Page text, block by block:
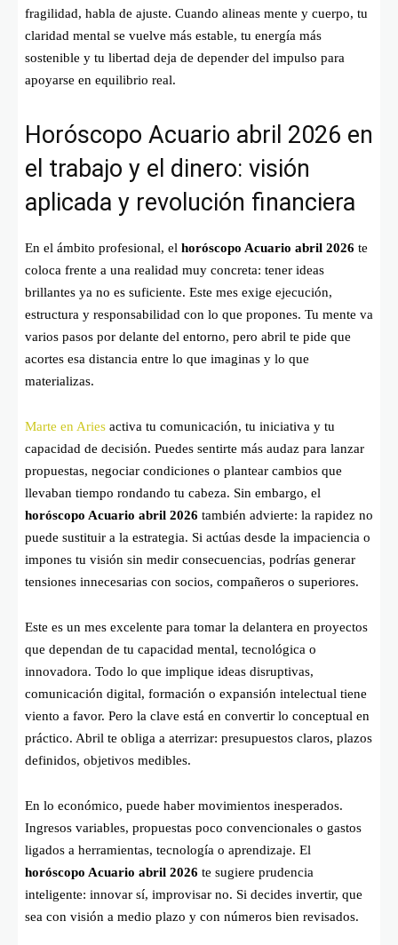
fragilidad, habla de ajuste. Cuando alineas mente y cuerpo, tu
claridad mental se vuelve más estable, tu energía más
sostenible y tu libertad deja de depender del impulso para
apoyarse en equilibrio real.
Horóscopo Acuario abril 2026 en
el trabajo y el dinero: visión
aplicada y revolución financiera
En el ámbito profesional, el horóscopo Acuario abril 2026 te
coloca frente a una realidad muy concreta: tener ideas
brillantes ya no es suficiente. Este mes exige ejecución,
estructura y responsabilidad con lo que propones. Tu mente va
varios pasos por delante del entorno, pero abril te pide que
acortes esa distancia entre lo que imaginas y lo que
materializas.
Marte en Aries activa tu comunicación, tu iniciativa y tu
capacidad de decisión. Puedes sentirte más audaz para lanzar
propuestas, negociar condiciones o plantear cambios que
llevaban tiempo rondando tu cabeza. Sin embargo, el
horóscopo Acuario abril 2026 también advierte: la rapidez no
puede sustituir a la estrategia. Si actúas desde la impaciencia o
impones tu visión sin medir consecuencias, podrías generar
tensiones innecesarias con socios, compañeros o superiores.
Este es un mes excelente para tomar la delantera en proyectos
que dependan de tu capacidad mental, tecnológica o
innovadora. Todo lo que implique ideas disruptivas,
comunicación digital, formación o expansión intelectual tiene
viento a favor. Pero la clave está en convertir lo conceptual en
práctico. Abril te obliga a aterrizar: presupuestos claros, plazos
definidos, objetivos medibles.
En lo económico, puede haber movimientos inesperados.
Ingresos variables, propuestas poco convencionales o gastos
ligados a herramientas, tecnología o aprendizaje. El
horóscopo Acuario abril 2026 te sugiere prudencia
inteligente: innovar sí, improvisar no. Si decides invertir, que
sea con visión a medio plazo y con números bien revisados.